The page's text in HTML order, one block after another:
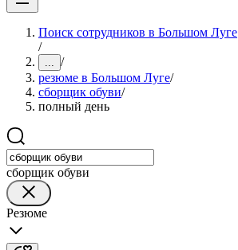
Поиск сотрудников в Большом Луге
/
... /
резюме в Большом Луге/
сборщик обуви/
полный день
сборщик обуви
Резюме